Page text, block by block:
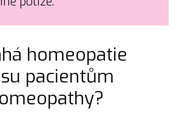
homeopatie
pacientům